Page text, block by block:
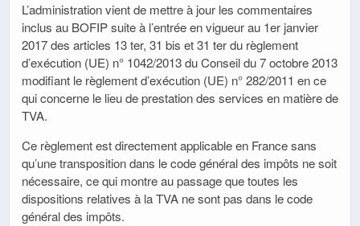
L’administration vient de mettre à jour les commentaires
inclus au BOFIP suite à l’entrée en vigueur au 1er janvier
2017 des articles 13 ter, 31 bis et 31 ter du règlement
d’exécution (UE) n° 1042/2013 du Conseil du 7 octobre 2013
modifiant le règlement d’exécution (UE) n° 282/2011 en ce
qui concerne le lieu de prestation des services en matière de
TVA.
Ce règlement est directement applicable en France sans
qu’une transposition dans le code général des impôts ne soit
nécessaire, ce qui montre au passage que toutes les
dispositions relatives à la TVA ne sont pas dans le code
général des impôts.